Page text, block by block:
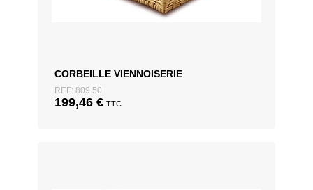
CORBEILLE VIENNOISERIE
REF: 809.50
199,46 € TTC